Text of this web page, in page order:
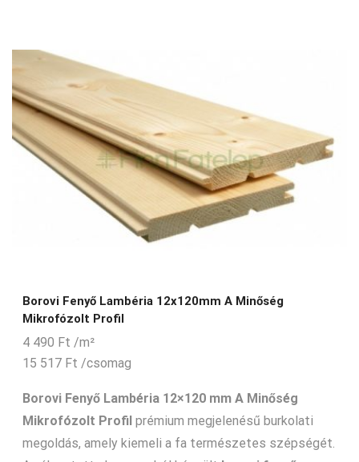
Borovi Fenyő Lambéria 12x120mm A Minőség
Mikrofózolt Profil
4 490 Ft /m²
15 517 Ft /csomag
Borovi Fenyő Lambéria 12×120 mm A Minőség
Mikrofózolt Profil prémium megjelenésű burkolati
megoldás, amely kiemeli a fa természetes szépségét.